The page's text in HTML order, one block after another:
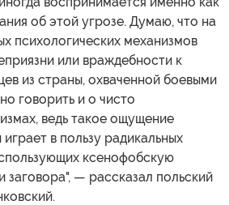
об этой угрозе. Думаю, что на
психологических механизмов
или враждебности к
из страны, охваченной боевыми
говорить и о чисто
ведь такое ощущение
в пользу радикальных
ксенофобскую
заговора", — рассказал польский